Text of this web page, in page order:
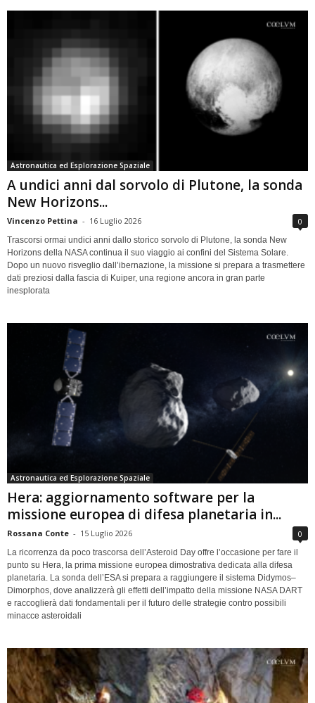
Astronautica ed Esplorazione Spaziale
A undici anni dal sorvolo di Plutone, la sonda
New Horizons...
Vincenzo Pettina - 16 Luglio 2026 0
Trascorsi ormai undici anni dallo storico sorvolo di Plutone, la sonda New
Horizons della NASA continua il suo viaggio ai confini del Sistema Solare.
Dopo un nuovo risveglio dall’ibernazione, la missione si prepara a trasmettere
dati preziosi dalla fascia di Kuiper, una regione ancora in gran parte
inesplorata
Astronautica ed Esplorazione Spaziale
Hera: aggiornamento software per la
missione europea di difesa planetaria in...
Rossana Conte - 15 Luglio 2026 0
La ricorrenza da poco trascorsa dell’Asteroid Day offre l’occasione per fare il
punto su Hera, la prima missione europea dimostrativa dedicata alla difesa
planetaria. La sonda dell’ESA si prepara a raggiungere il sistema Didymos–
Dimorphos, dove analizzerà gli effetti dell’impatto della missione NASA DART
e raccoglierà dati fondamentali per il futuro delle strategie contro possibili
minacce asteroidali